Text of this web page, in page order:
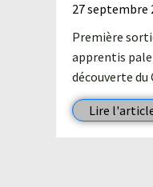
27 septembre
Première
apprentis
découverte du
Lire